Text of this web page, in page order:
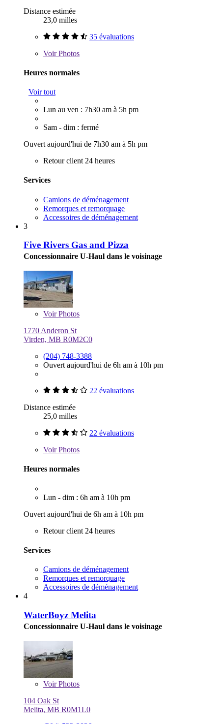
Distance estimée
23,0 milles
35 évaluations
VoirPhotos
Heures normales
Voir tout
Lun au ven : 7h30 am à 5h pm
Sam - dim : fermé
Ouvert aujourd'hui de 7h30 am à 5h pm
Retour client 24 heures
Services
Camions de déménagement
Remorques et remorquage
Accessoires de déménagement
3
Five Rivers Gas and Pizza
Concessionnaire U-Haul dans le voisinage
VoirPhotos
1770 Anderon St
Virden, MB R0M2C0
(204) 748-3388
Ouvert aujourd'hui de 6h am à 10h pm
22 évaluations
Distance estimée
25,0 milles
22 évaluations
VoirPhotos
Heures normales
Lun - dim : 6h am à 10h pm
Ouvert aujourd'hui de 6h am à 10h pm
Retour client 24 heures
Services
Camions de déménagement
Remorques et remorquage
Accessoires de déménagement
4
WaterBoyz Melita
Concessionnaire U-Haul dans le voisinage
VoirPhotos
104 Oak St
Melita, MB R0M1L0